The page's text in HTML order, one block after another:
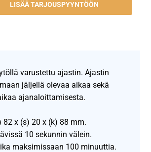
LISÄÄ TARJOUSPYYNTÖÖN
varustettu ajastin. Ajastin
jäljellä olevaa aikaa sekä
ajanaloittamisesta.
82 x (s) 20 x (k) 88 mm.
10 sekunnin välein.
maksimissaan 100 minuuttia.